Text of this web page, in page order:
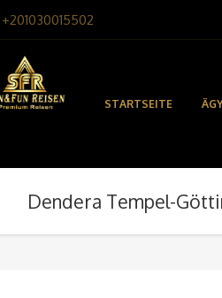
+201030015502
STARTSEITE
Dendera Tempel-